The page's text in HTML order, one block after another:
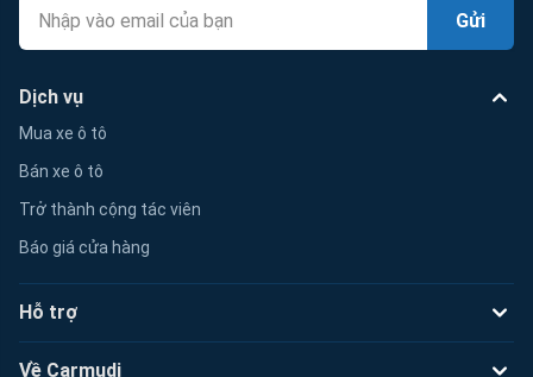
Gửi
Dịch vụ
Mua xe ô tô
Bán xe ô tô
Trở thành cộng tác viên
Báo giá cửa hàng
Hỗ trợ
Về Carmudi